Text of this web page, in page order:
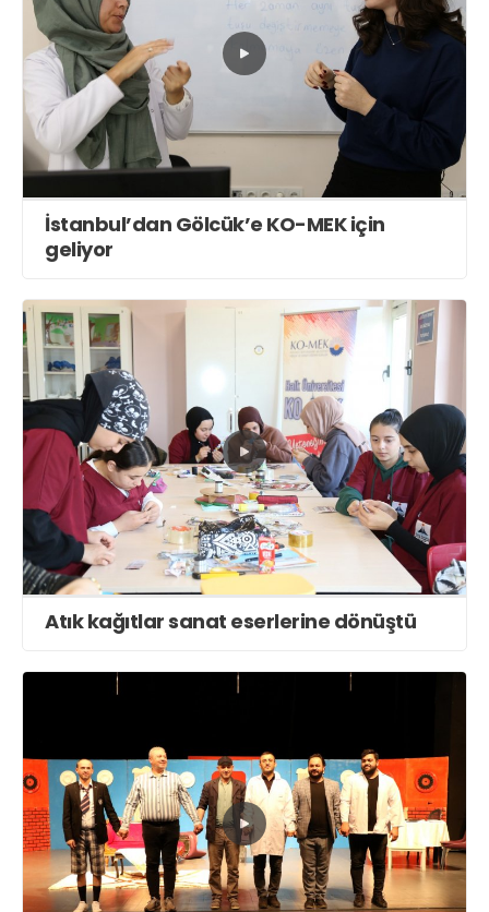
İstanbul’dan Gölcük’e KO-MEK için
geliyor
Atık kağıtlar sanat eserlerine dönüştü